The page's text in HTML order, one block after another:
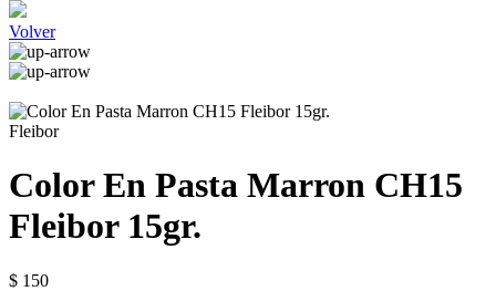
Volver
Fleibor
Color En Pasta Marron CH15
Fleibor 15gr.
$ 150